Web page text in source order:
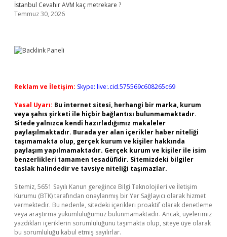
İstanbul Cevahir AVM kaç metrekare ?
Temmuz 30, 2026
Reklam ve İletişim: Skype: live:.cid.575569c608265c69
Yasal Uyarı: Bu internet sitesi, herhangi bir marka, kurum
veya şahıs şirketi ile hiçbir bağlantısı bulunmamaktadır.
Sitede yalnızca kendi hazırladığımız makaleler
paylaşılmaktadır. Burada yer alan içerikler haber niteliği
taşımamakta olup, gerçek kurum ve kişiler hakkında
paylaşım yapılmamaktadır. Gerçek kurum ve kişiler ile isim
benzerlikleri tamamen tesadüfidir. Sitemizdeki bilgiler
taslak halindedir ve tavsiye niteliği taşımazlar.
Sitemiz, 5651 Sayılı Kanun gereğince Bilgi Teknolojileri ve İletişim
Kurumu (BTK) tarafından onaylanmış bir Yer Sağlayıcı olarak hizmet
vermektedir. Bu nedenle, sitedeki içerikleri proaktif olarak denetleme
veya araştırma yükümlülüğümüz bulunmamaktadır. Ancak, üyelerimiz
yazdıkları içeriklerin sorumluluğunu taşımakta olup, siteye üye olarak
bu sorumluluğu kabul etmiş sayılırlar.